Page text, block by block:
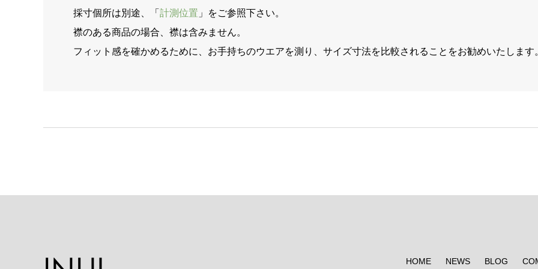
採寸個所は別途、「 計測位置 」をご参照下さい。
襟のある商品の場合、襟は含みません。
フィット感を確かめるために、お手持ちのウエアを測り、サイズ寸法を比較されることをお勧めいたします
HOME NEWS BLOG